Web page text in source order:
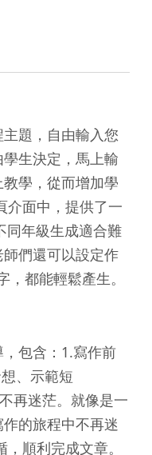
題，自由輸入您
生決定，馬上輸
學，從而增加學
介面中，提供了一
同年級生成適合難
們還可以設定作
都能輕鬆產生。
包含：1.寫作前
、示範短
再迷茫。就像是一
的旅程中不再迷
順利完成文章。